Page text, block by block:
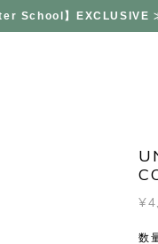
School】EXCLUSIVE
数